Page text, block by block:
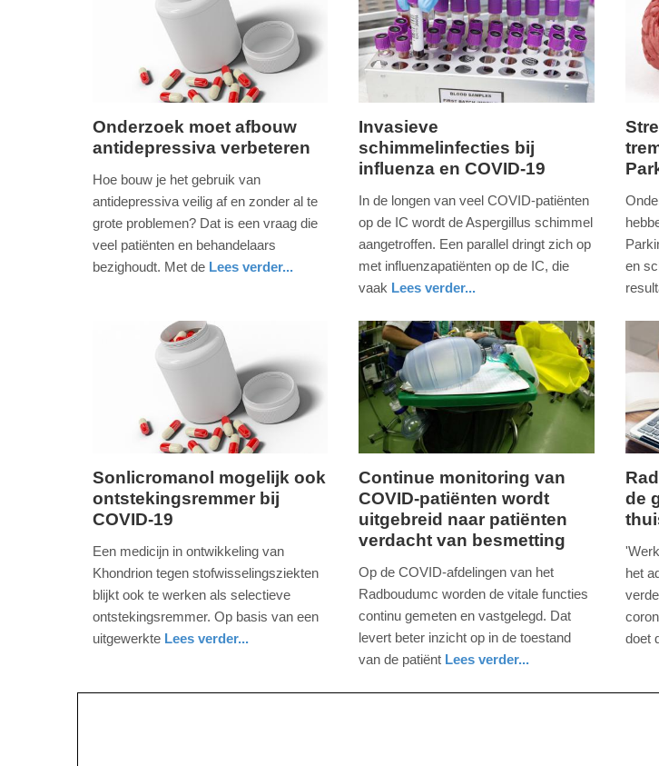
2025
09:10
woensdag,
-
20:38
Onderzoek moet afbouw
antidepressiva verbeteren
Hoe bouw je het gebruik van
antidepressiva veilig af en zonder al te
grote problemen? Dat is een vraag die
veel patiënten en behandelaars
bezighoudt. Met de Lees verder...
maandag,
29.
10:31
09-
04-
2025
09:10
Invasieve
schimmelinfecties bij
influenza en COVID-19
In de longen van veel COVID-patiënten
op de IC wordt de Aspergillus schimmel
aangetroffen. Een parallel dringt zich op
met influenzapatiënten op de IC, die
vaak Lees verder...
11.
09-
2025
en
maandag,
4.
10:38
Update:
04-
Sonlicromanol mogelijk ook
ontstekingsremmer bij
COVID-19
Een medicijn in ontwikkeling van
Khondrion tegen stofwisselingsziekten
blijkt ook te werken als selectieve
ontstekingsremmer. Op basis van een
uitgewerkte Lees verder...
woensdag,
8.
april
2020
-
11:15
Update:
04-
Continue monitoring van
COVID-patiënten wordt
uitgebreid naar patiënten
verdacht van besmetting
Op de COVID-afdelingen van het
Radboudumc worden de vitale functies
continu gemeten en vastgelegd. Dat
levert beter inzicht op in de toestand
van de patiënt Lees verder...
2.
04-
de
het
doet